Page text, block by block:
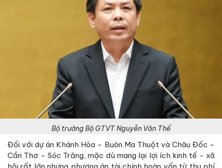
Bộ trưởng Bộ GTVT Nguyễn Văn Thể
Đối với dự án Khánh Hòa - Buôn Ma Thuột và Châu Đốc -
Cần Thơ - Sóc Trăng, mặc dù mang lại lợi ích kinh tế - xã
hội rất lớn nhưng phương án tài chính hoàn vốn từ thu phí